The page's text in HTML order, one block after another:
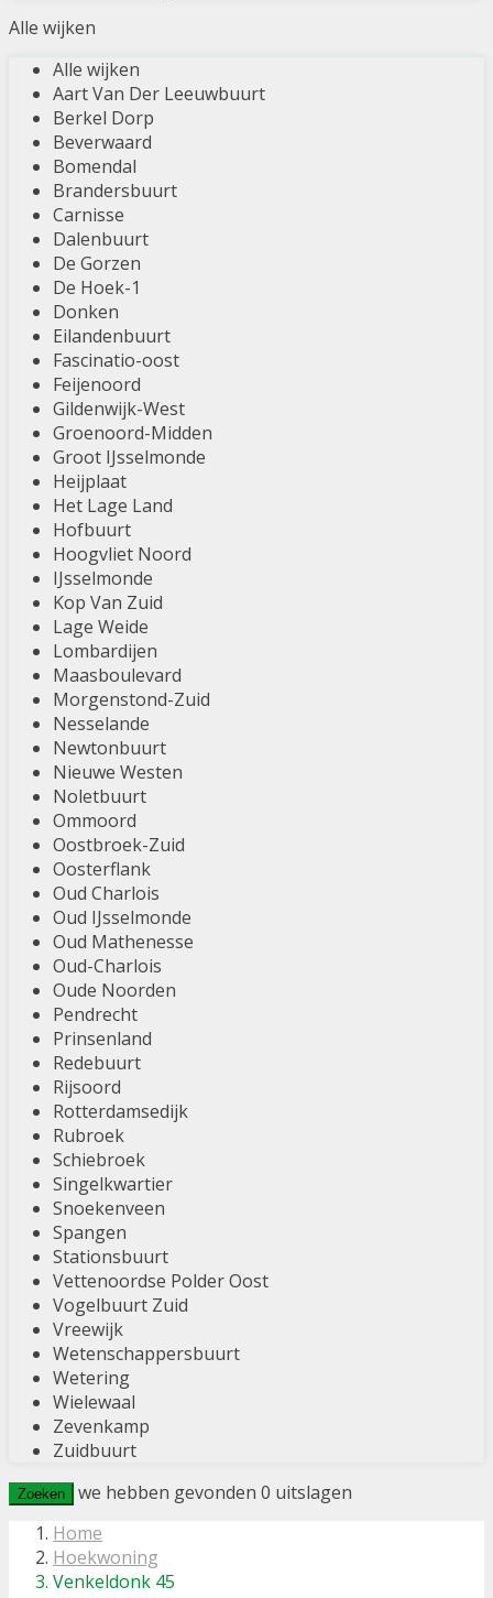
Alle wijken
Alle wijken
Aart Van Der Leeuwbuurt
Berkel Dorp
Beverwaard
Bomendal
Brandersbuurt
Carnisse
Dalenbuurt
De Gorzen
De Hoek-1
Donken
Eilandenbuurt
Fascinatio-oost
Feijenoord
Gildenwijk-West
Groenoord-Midden
Groot IJsselmonde
Heijplaat
Het Lage Land
Hofbuurt
Hoogvliet Noord
IJsselmonde
Kop Van Zuid
Lage Weide
Lombardijen
Maasboulevard
Morgenstond-Zuid
Nesselande
Newtonbuurt
Nieuwe Westen
Noletbuurt
Ommoord
Oostbroek-Zuid
Oosterflank
Oud Charlois
Oud IJsselmonde
Oud Mathenesse
Oud-Charlois
Oude Noorden
Pendrecht
Prinsenland
Redebuurt
Rijsoord
Rotterdamsedijk
Rubroek
Schiebroek
Singelkwartier
Snoekenveen
Spangen
Stationsbuurt
Vettenoordse Polder Oost
Vogelbuurt Zuid
Vreewijk
Wetenschappersbuurt
Wetering
Wielewaal
Zevenkamp
Zuidbuurt
Zoeken we hebben gevonden 0 uitslagen
Home
Hoekwoning
Venkeldonk 45